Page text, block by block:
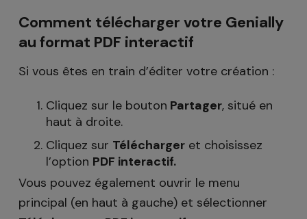
Comment télécharger votre Genially
au format PDF interactif
Si vous êtes en train d’éditer votre création :
Cliquez sur le bouton Partager, situé en
haut à droite.
Cliquez sur Télécharger et choisissez
l’option PDF interactif.
Vous pouvez également ouvrir le menu
principal (en haut à gauche) et sélectionner